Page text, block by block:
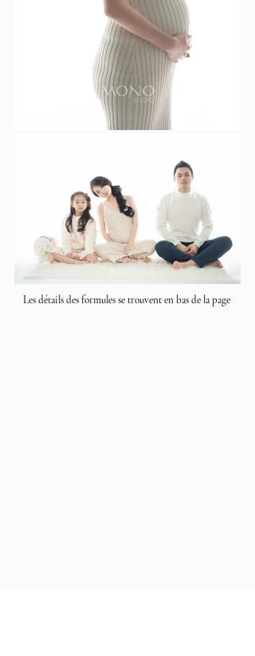
Les détails des formules se trouvent en bas de la page